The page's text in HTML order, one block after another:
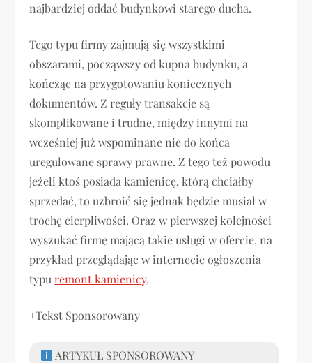
najbardziej oddać budynkowi starego ducha.
Tego typu firmy zajmują się wszystkimi
obszarami, począwszy od kupna budynku, a
kończąc na przygotowaniu koniecznych
dokumentów. Z reguły transakcje są
skomplikowane i trudne, między innymi na
wcześniej już wspominane nie do końca
uregulowane sprawy prawne. Z tego też powodu
jeżeli ktoś posiada kamienicę, którą chciałby
sprzedać, to uzbroić się jednak będzie musiał w
trochę cierpliwości. Oraz w pierwszej kolejności
wyszukać firmę mającą takie usługi w ofercie, na
przykład przeglądając w internecie ogłoszenia
typuremont kamienicy.
+Tekst Sponsorowany+
ARTYKUŁ SPONSOROWANY